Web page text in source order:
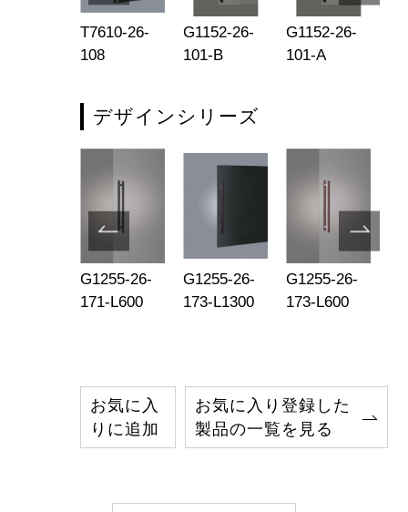
T7610-26-
108
G1152-26-
101-B
G1152-26-
101-A
デザインシリーズ
G1255-26-
171-L600
G1255-26-
173-L1300
G1255-26-
173-L600
お気に入
りに追加
お気に入り登録した
製品の一覧を見る